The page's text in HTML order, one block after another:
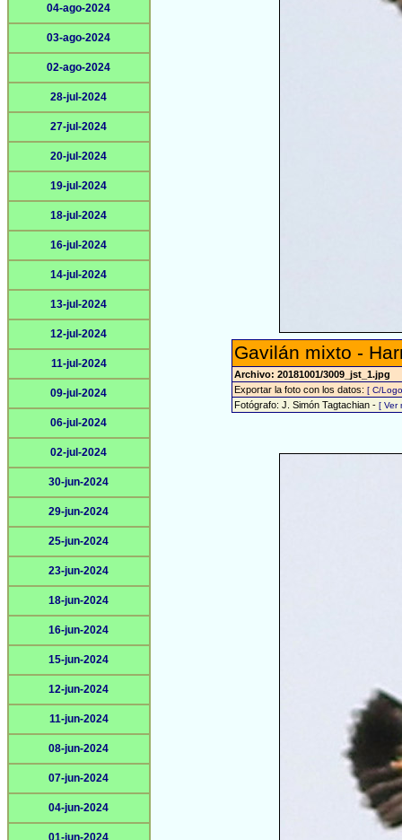
04-ago-2024
03-ago-2024
02-ago-2024
28-jul-2024
27-jul-2024
20-jul-2024
19-jul-2024
18-jul-2024
16-jul-2024
14-jul-2024
13-jul-2024
12-jul-2024
11-jul-2024
09-jul-2024
06-jul-2024
02-jul-2024
30-jun-2024
29-jun-2024
25-jun-2024
23-jun-2024
18-jun-2024
16-jun-2024
15-jun-2024
12-jun-2024
11-jun-2024
08-jun-2024
07-jun-2024
04-jun-2024
01-jun-2024
Gavilán mixto -
Archivo: 20181001/3009_jst_1.jpg
Exportar la foto con los datos: [ C/
Fotógrafo: J. Simón Tagtachian - [ Ver